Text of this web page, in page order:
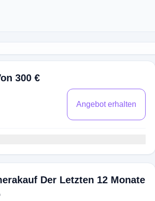
300 €
Angebot erhalten
Der Letzten 12 Monate